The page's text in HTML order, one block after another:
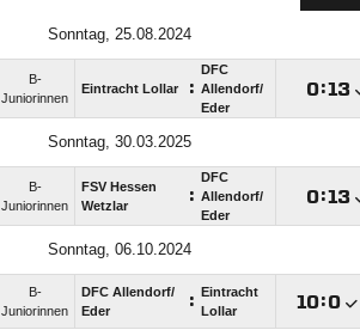
Sonntag, 25.08.2024
B-
Juniorinnen
Eintracht Lollar :
DFC
Allendorf/​
Eder
:
Sonntag, 30.03.2025
B-
Juniorinnen
FSV Hessen
Wetzlar
:
DFC
Allendorf/​
Eder
:
Sonntag, 06.10.2024
B-
Juniorinnen
DFC Allendorf/​
Eder
:
Eintracht
Lollar
: